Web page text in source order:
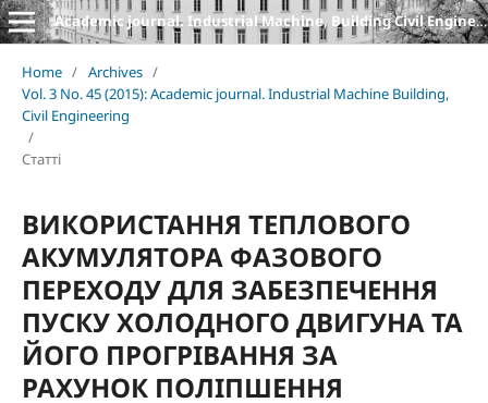
Academic journal. Industrial Machine, Building Civil Engineering
Home / Archives /
Vol. 3 No. 45 (2015): Academic journal. Industrial Machine Building,
Civil Engineering
/
Статті
ВИКОРИСТАННЯ ТЕПЛОВОГО
АКУМУЛЯТОРА ФАЗОВОГО
ПЕРЕХОДУ ДЛЯ ЗАБЕЗПЕЧЕННЯ
ПУСКУ ХОЛОДНОГО ДВИГУНА ТА
ЙОГО ПРОГРІВАННЯ ЗА
РАХУНОК ПОЛІПШЕННЯ